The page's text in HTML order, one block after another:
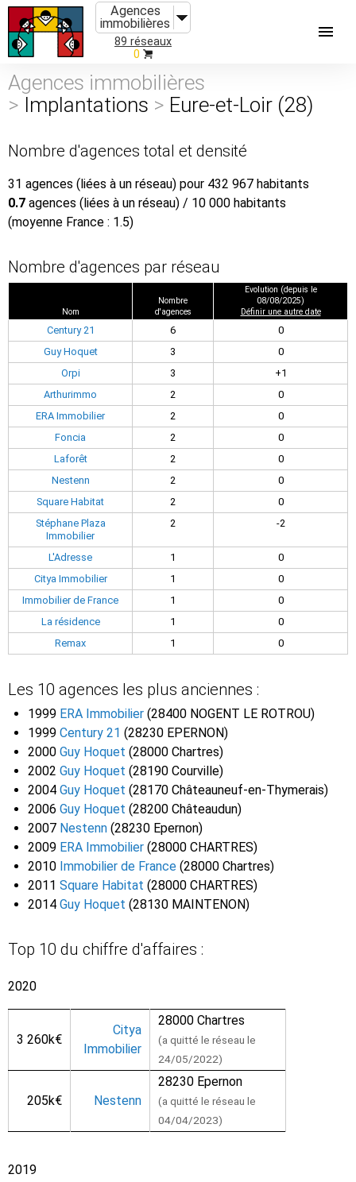
Agences
immobilières
89 réseaux
0
Agences immobilières
> Implantations > Eure-et-Loir (28)
Nombre d'agences total et densité
31 agences (liées à un réseau) pour 432 967 habitants
0.7 agences (liées à un réseau) / 10 000 habitants
(moyenne France : 1.5)
Nombre d'agences par réseau
Nom
Nombre
d'agences
Evolution (depuis le
08/08/2025)
Définir une autre date
Century 21 6
0
Guy Hoquet
3
0
Orpi
3
+1
Arthurimmo
2
0
ERA Immobilier
2
0
Foncia
2
0
Laforêt
2
0
Nestenn
2
0
Square Habitat
2
0
Stéphane Plaza
Immobilier
2 -2
L'Adresse 1
0
Citya Immobilier
1
0
Immobilier de France
1
0
La résidence
1
0
Remax
1 0
Les 10 agences les plus anciennes :
1999 ERA Immobilier (28400 NOGENT LE ROTROU)
1999 Century 21 (28230 EPERNON)
2000 Guy Hoquet (28000 Chartres)
2002 Guy Hoquet (28190 Courville)
2004 Guy Hoquet (28170 Châteauneuf-en-Thymerais)
2006 Guy Hoquet (28200 Châteaudun)
2007 Nestenn (28230 Epernon)
2009 ERA Immobilier (28000 CHARTRES)
2010 Immobilier de France (28000 Chartres)
2011 Square Habitat (28000 CHARTRES)
2014 Guy Hoquet (28130 MAINTENON)
Top 10 du chiffre d'affaires :
2020
3 260k€
Citya
Immobilier
28000 Chartres
(a quitté le réseau le
24/05/2022)
205k€ Nestenn
28230 Epernon
(a quitté le réseau le
04/04/2023)
2019